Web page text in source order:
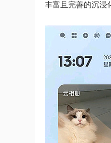
丰富且完善的沉浸